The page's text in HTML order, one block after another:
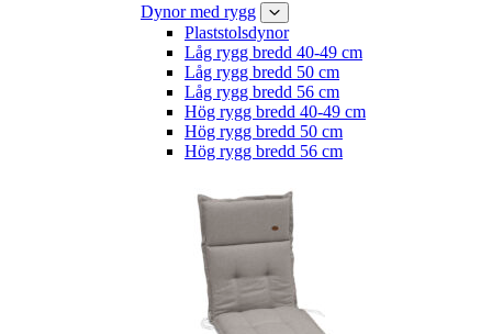
Dynor med rygg
Plaststolsdynor
Låg rygg bredd 40-49 cm
Låg rygg bredd 50 cm
Låg rygg bredd 56 cm
Hög rygg bredd 40-49 cm
Hög rygg bredd 50 cm
Hög rygg bredd 56 cm